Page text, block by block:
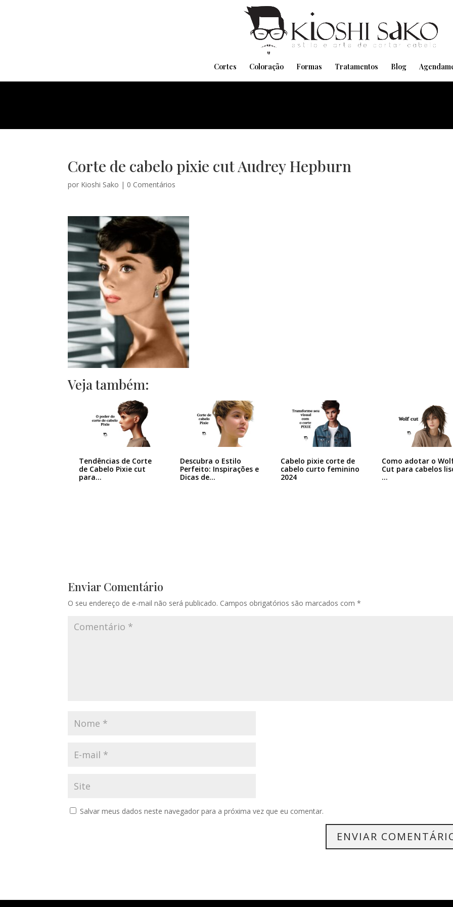
Cortes Coloração Formas Tratamentos Blog
Corte de cabelo pixie cut Audrey Hepburn
por Kioshi Sako | 0 Comentários
Veja também:
Tendências de Corte
de Cabelo Pixie cut
para…
Descubra o Estilo
Perfeito: Inspirações e
Dicas de…
Cabelo pixie corte de
cabelo curto feminino
2024
Como adotar o
Cut para cabelos
…
Enviar Comentário
O seu endereço de e-mail não será publicado. Campos obrigatórios são marcados com*
Salvar meus dados neste navegador para a próxima vez que eu comentar.
Pensando em transformar seu Visual??
Agende pelo Whatsapp